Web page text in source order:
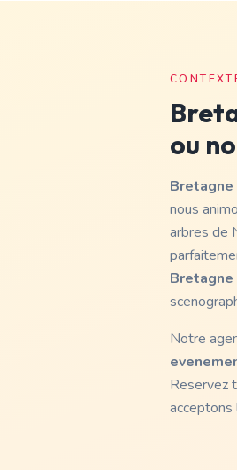
ou
Bretagne
nous
arbres de
Bretagne
Notre
Reservez
acceptons